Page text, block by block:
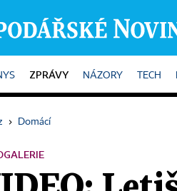
ZPRÁVY NÁZORY TECH
› Domácí